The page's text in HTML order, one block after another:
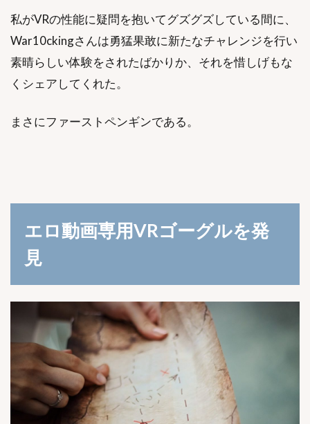
私がVRの性能に疑問を抱いてグズグズしている間に、
War10ckingさんは勇猛果敢に新たなチャレンジを行い
素晴らしい体験をされたばかりか、それを惜しげもな
くシェアしてくれた。
まさにファーストペンギンである。
エロ動画専用VRゴーグルを発
見